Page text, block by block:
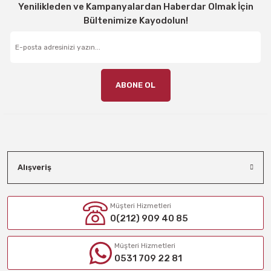
Yenilikleden ve Kampanyalardan Haberdar Olmak İçin
Bültenimize Kayodolun!
ABONE OL
Alışveriş
Müşteri Hizmetleri
0(212) 909 40 85
Müşteri Hizmetleri
0531 709 22 81